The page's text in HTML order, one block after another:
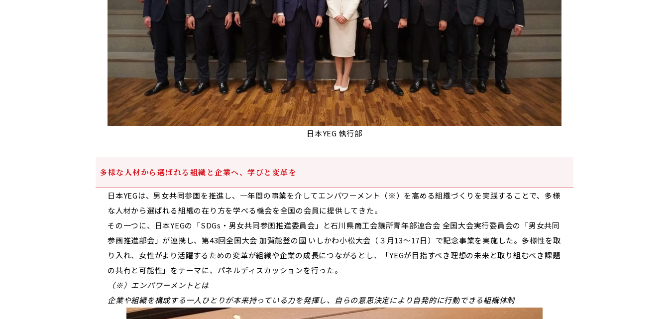
日本YEG 執行部
多様な人材から選ばれる組織と企業へ、学びと変革を
日本YEGは、男女共同参画を推進し、一年間の事業を介してエンパワーメント（※）を高める組織づくりを実践することで、多様
な人材から選ばれる組織の在り方を学べる機会を全国の会員に提供してきた。
その一つに、日本YEGの「SDGs・男女共同参画推進委員会」と石川県商工会議所青年部連合会 全国大会実行委員会の「男女共同
参画推進部会」が連携し、第43回全国大会 加賀能登の國 いしかわ小松大会（３月13～17日）で記念事業を実施した。多様性を取
り入れ、女性がより活躍するための変革が組織や企業の成長につながるとし、「YEGが目指すべき理想の未来と取り組むべき課題
の共有と可能性」をテーマに、パネルディスカッションを行った。
（※）エンパワーメントとは
企業や組織を構成する一人ひとりが本来持っている力を発揮し、自らの意思決定により自発的に行動できる組織体制